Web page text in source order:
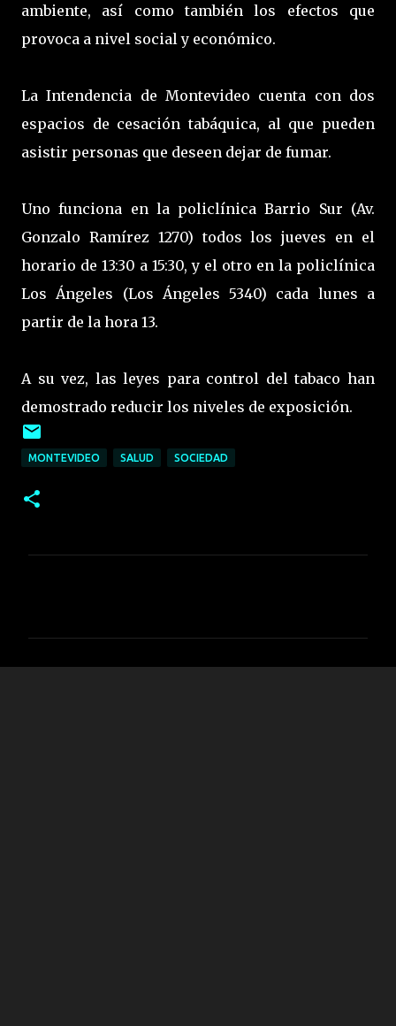
ambiente, así como también los efectos que
provoca a nivel social y económico.
La Intendencia de Montevideo cuenta con dos
espacios de cesación tabáquica, al que pueden
asistir personas que deseen dejar de fumar.
Uno funciona en la policlínica Barrio Sur (Av.
Gonzalo Ramírez 1270) todos los jueves en el
horario de 13:30 a 15:30, y el otro en la policlínica
Los Ángeles (Los Ángeles 5340) cada lunes a
partir de la hora 13.
A su vez, las leyes para control del tabaco han
demostrado reducir los niveles de exposición.
MONTEVIDEO SALUD SOCIEDAD